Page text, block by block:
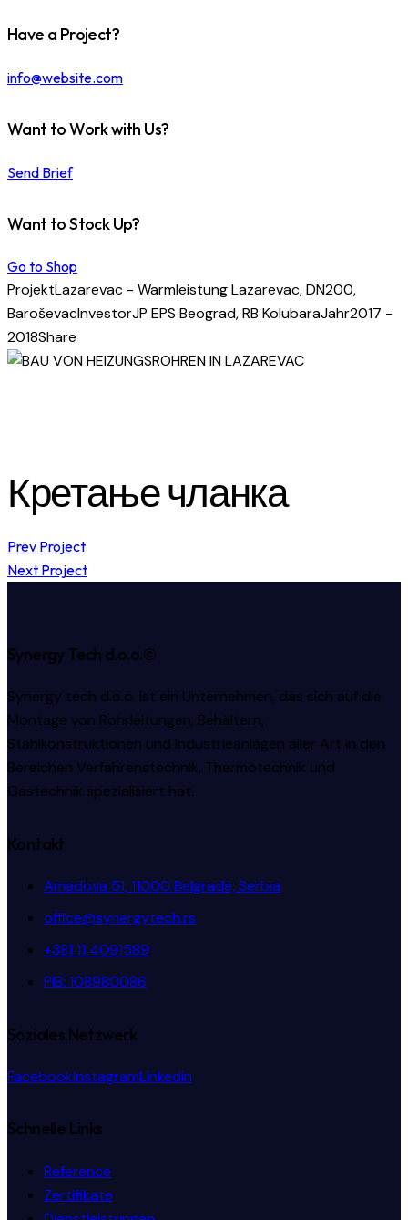
Have a Project?
info@website.com
Want to Work with Us?
Send Brief
Want to Stock Up?
Go to Shop
ProjektLazarevac - Warmleistung Lazarevac, DN200,
BaroševacInvestorJP EPS Beograd, RB KolubaraJahr2017 -
2018Share
Кретање чланка
Prev Project
Next Project
Synergy Tech d.o.o.©
Synergy tech d.o.o. ist ein Unternehmen, das sich auf die
Montage von Rohrleitungen, Behältern,
Stahlkonstruktionen und Industrieanlagen aller Art in den
Bereichen Verfahrenstechnik, Thermotechnik und
Gastechnik spezialisiert hat.
Kontakt
Amadova 51, 11000 Belgrade, Serbia
office@synergytech.rs
+381 11 4091589
PIB: 108980086
Soziales Netzwerk
FacebookInstagramLinkedin
Schnelle Links
Reference
Zertifikate